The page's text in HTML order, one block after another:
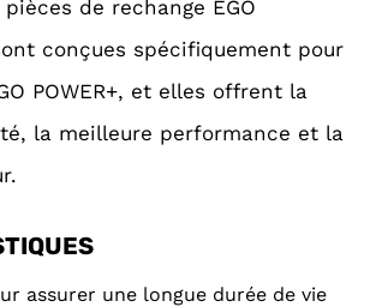
de rechange EGO
conçues spécifiquement pour
POWER+, et elles offrent la
la meilleure performance et la
assurer une longue durée de vie